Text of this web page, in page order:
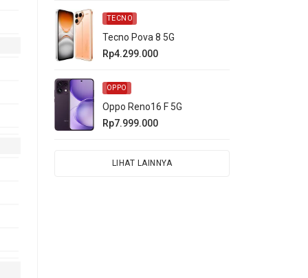
TECNO
Tecno Pova 8 5G
Rp4.299.000
OPPO
Oppo Reno16 F 5G
Rp7.999.000
LIHAT LAINNYA